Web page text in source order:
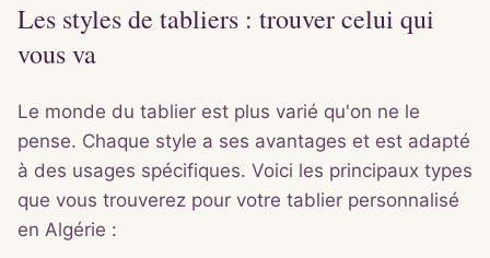
Les styles de tabliers : trouver celui qui
vous va
Le monde du tablier est plus varié qu'on ne le
pense. Chaque style a ses avantages et est adapté
à des usages spécifiques. Voici les principaux types
que vous trouverez pour votre tablier personnalisé
en Algérie :